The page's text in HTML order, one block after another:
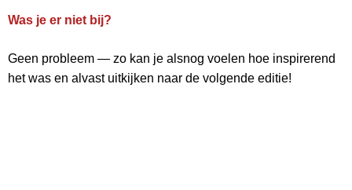
Was je er niet bij?
Geen probleem — zo kan je alsnog voelen hoe inspirerend
het was en alvast uitkijken naar de volgende editie!